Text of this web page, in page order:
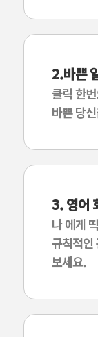
2.바쁜
클릭 한
바쁜 당
3. 영어
나 에게
규칙적인
보세요.